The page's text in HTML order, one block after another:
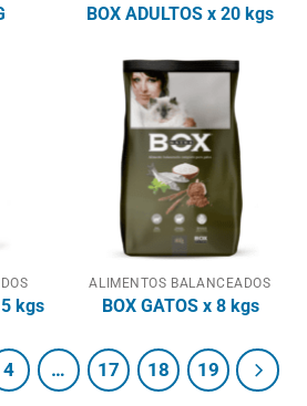
BOX ADULTOS x 20 kgs
kgs
ALIMENTOS BALANCEADOS
BOX GATOS x 8 kgs
4 … 17 18 19